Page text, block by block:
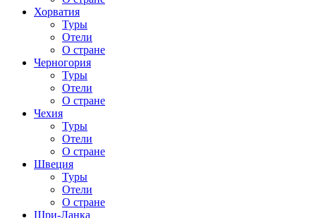
Хорватия
Туры
Отели
О стране
Черногория
Туры
Отели
О стране
Чехия
Туры
Отели
О стране
Швеция
Туры
Отели
О стране
Шри-Ланка